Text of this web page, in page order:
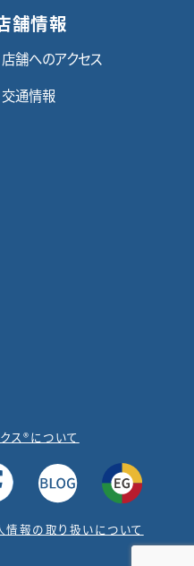
舗情報
店舗へのアクセス
交通情報
ス®について
情報の取り扱いについて